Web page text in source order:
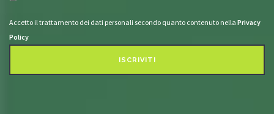
Accetto il trattamento dei dati personali secondo quanto contenuto nella Privacy
Policy
ISCRIVITI